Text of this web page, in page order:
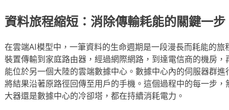
資料旅程縮短：消除傳輸耗能的關鍵一步
在雲端AI模型中，一筆資料的生命週期是一段漫長而耗能的
裝置傳輸到家庭路由器，經過網際網路，到達電信商的機房
能位於另一個大陸的雲端數據中心。數據中心內的伺服器群
將結果沿著原路徑回傳至用戶的手機。這個過程中的每一步
大器還是數據中心的冷卻塔，都在持續消耗電力。